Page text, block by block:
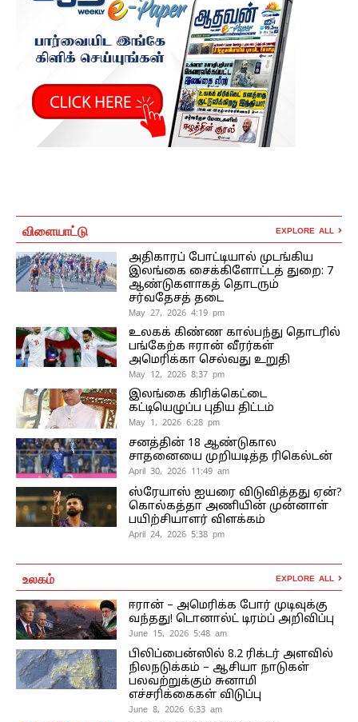
விளையாட்டு EXPLORE ALL
அதிகாரப் போட்டியால் முடங்கிய
இலங்கை சைக்கிளோட்டத் துறை: 7
ஆண்டுகளாகத் தொடரும்
சர்வதேசத் தடை
May 27, 2026 4:19 pm
உலகக் கிண்ண கால்பந்து தொடரில்
பங்கேற்க ஈரான் வீரர்கள்
அமெரிக்கா செல்வது உறுதி
May 12, 2026 8:37 pm
இலங்கை கிரிக்கெட்டை
கட்டியெழுப்ப புதிய திட்டம்
May 1, 2026 6:28 pm
சனத்தின் 18 ஆண்டுகால
சாதனையை முறியடித்த ரிகெல்டன்
April 30, 2026 11:49 am
ஸ்ரேயாஸ் ஐயரை விடுவித்தது ஏன்?
கொல்கத்தா அணியின் முன்னாள்
பயிற்சியாளர் விளக்கம்
April 24, 2026 5:38 pm
உலகம் EXPLORE ALL
ஈரான் – அமெரிக்க போர் முடிவுக்கு
வந்தது! டொனால்ட் டிரம்ப் அறிவிப்பு
June 15, 2026 5:48 am
பிலிப்பைன்ஸில் 8.2 ரிக்டர் அளவில்
நிலநடுக்கம் – ஆசியா நாடுகள்
பலவற்றுக்கும் சுனாமி
எச்சரிக்கைகள் விடுப்பு
June 8, 2026 6:33 am